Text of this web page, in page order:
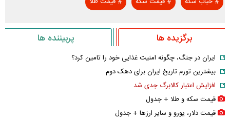
برگزیده ها پربیننده ها
ایران در جنگ، چگونه امنیت غذایی خود را تامین کرد؟
بیشترین تورم تاریخ ایران برای دهک دوم
افزایش اعتبار کالابرگ جدی شد
قیمت سکه و طلا + جدول
قیمت دلار، یورو و سایر ارز‌ها + جدول